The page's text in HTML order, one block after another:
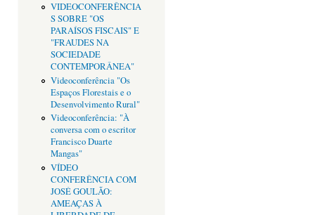
VIDEOCONFERÊNCIA
S SOBRE "OS
PARAÍSOS FISCAIS" E
"FRAUDES NA
SOCIEDADE
CONTEMPORÂNEA"
Videoconferência "Os
Espaços Florestais e o
Desenvolvimento Rural"
Videoconferência: "À
conversa com o escritor
Francisco Duarte
Mangas"
VÍDEO
CONFERÊNCIA COM
JOSÉ GOULÃO:
AMEAÇAS À